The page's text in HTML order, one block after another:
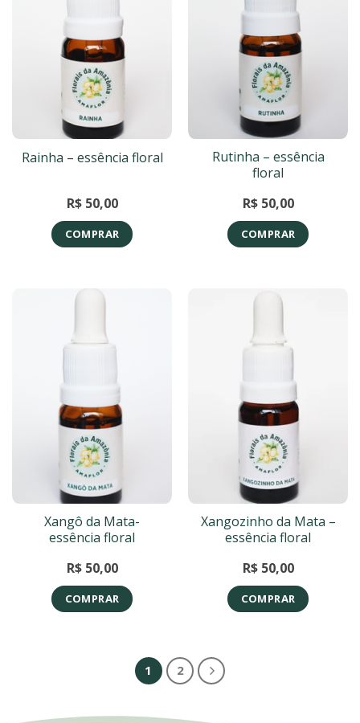
Rainha – essência floral
R$50,00
COMPRAR
Rutinha – essência
floral
R$50,00
COMPRAR
Xangô da Mata-
essência floral
R$50,00
COMPRAR
Xangozinho da Mata –
essência floral
R$50,00
COMPRAR
1 2